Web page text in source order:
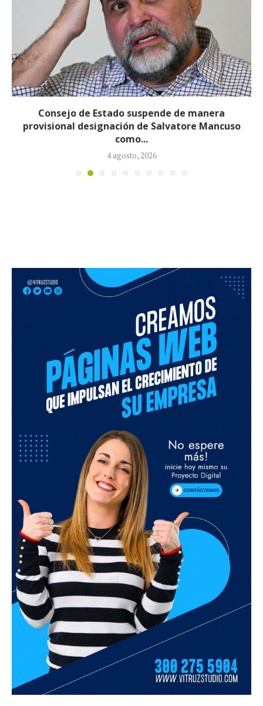
Consejo de Estado suspende de manera
provisional designación de Salvatore Mancuso
como...
4 agosto, 2026